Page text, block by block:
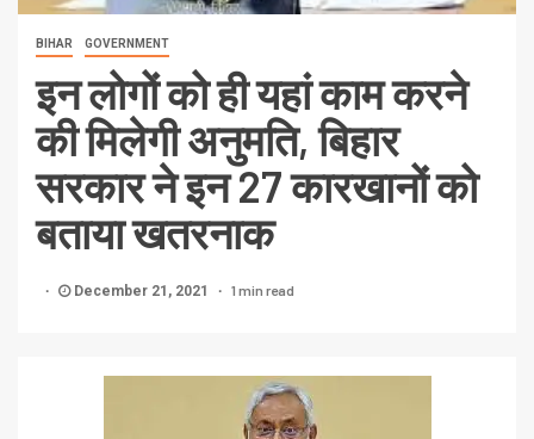
BIHAR GOVERNMENT
इन लोगों को ही यहां काम करने
की मिलेगी अनुमति, बिहार
सरकार ने इन 27 कारखानों को
बताया खतरनाक
December 21, 2021 1 min read